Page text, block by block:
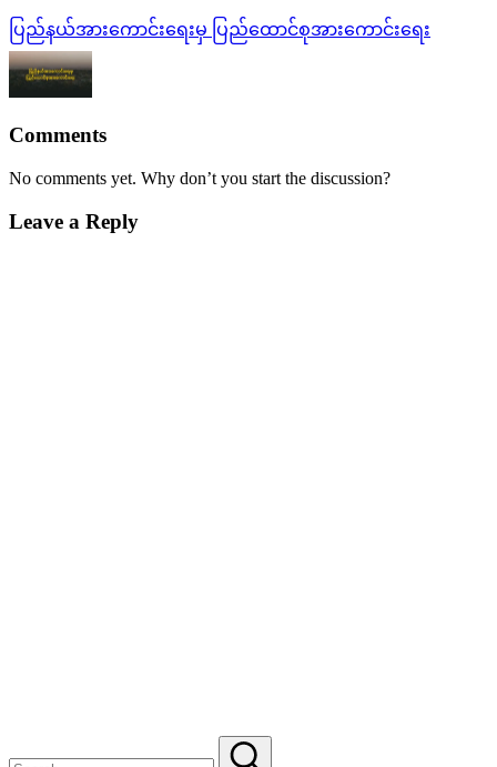
ပြည်နယ်အားကောင်းရေးမှ ပြည်ထောင်စုအားကောင်းရေး
Comments
No comments yet. Why don’t you start the discussion?
Leave a Reply